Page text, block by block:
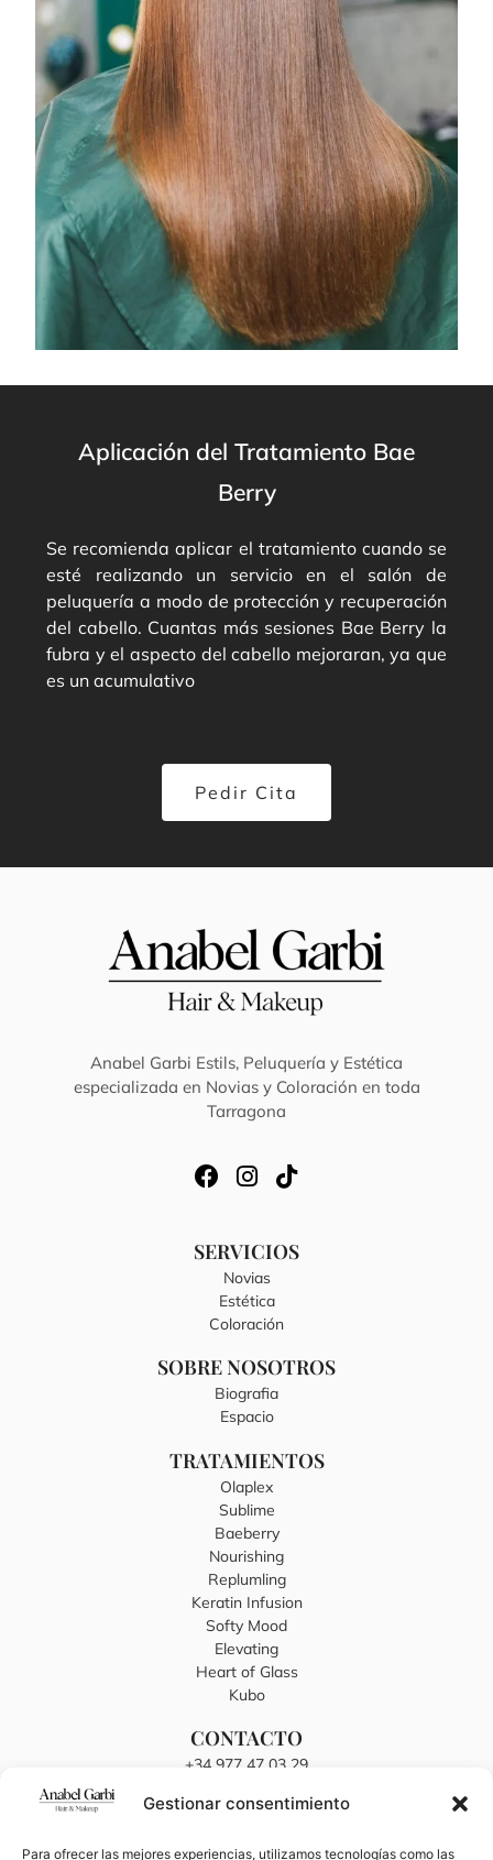
Gestionar consentimiento
Para ofrecer las mejores experiencias, utilizamos tecnologías como las
Aplicación del Tratamiento Bae
Berry
Se recomienda aplicar el tratamiento cuando se
esté realizando un servicio en el salón de
peluquería a modo de protección y recuperación
del cabello. Cuantas más sesiones Bae Berry la
fubra y el aspecto del cabello mejoraran, ya que
es un acumulativo
Pedir Cita
Anabel Garbi Estils, Peluquería y Estética
especializada en Novias y Coloración en toda
Tarragona
SERVICIOS
Novias
Estética
Coloración
SOBRE NOSOTROS
Biografia
Espacio
TRATAMIENTOS
Olaplex
Sublime
Baeberry
Nourishing
Replumling
Keratin Infusion
Softy Mood
Elevating
Heart of Glass
Kubo
CONTACTO
+34 977 47 03 29
C/ Sant Joan, 16, 43894 El Lligallo del Gànguil, Tarragona
TRABAJA EN ANABEL GARBI